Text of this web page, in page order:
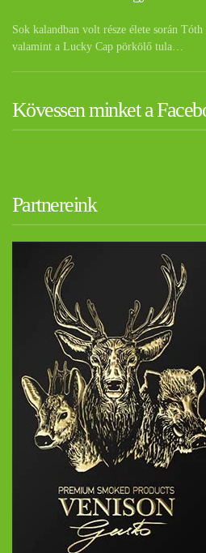
Sok kalandban volt része élete során
valamint a Lucky Cap pörkölő tula…
Kövessen minket a
Partnereink